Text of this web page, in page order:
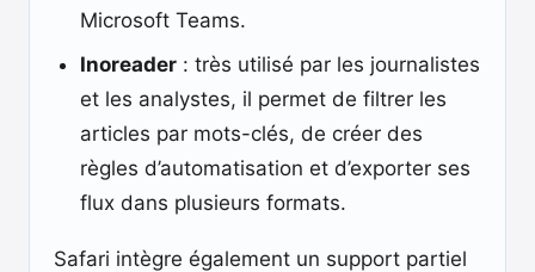
Microsoft Teams.
Inoreader : très utilisé par les journalistes
et les analystes, il permet de filtrer les
articles par mots-clés, de créer des
règles d’automatisation et d’exporter ses
flux dans plusieurs formats.
Safari intègre également un support partiel